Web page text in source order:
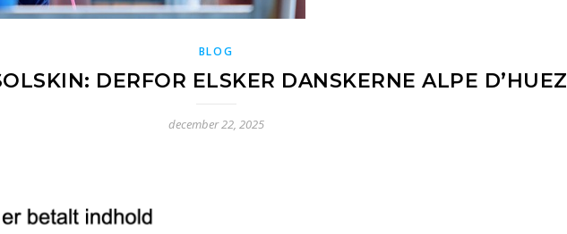
BLOG
DERFOR ELSKER DANSKERNE ALPE D’HUEZ
december 22, 2025